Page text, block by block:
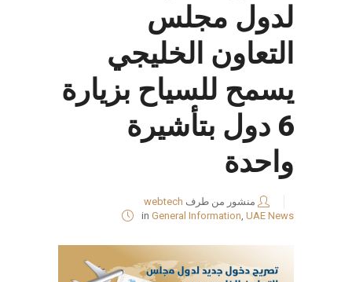
لدول مجلس
التعاون الخليجي
يسمح للسياح بزيارة
6 دول بتأشيرة
واحدة
منشور من طرف webtech
in General Information, UAE News